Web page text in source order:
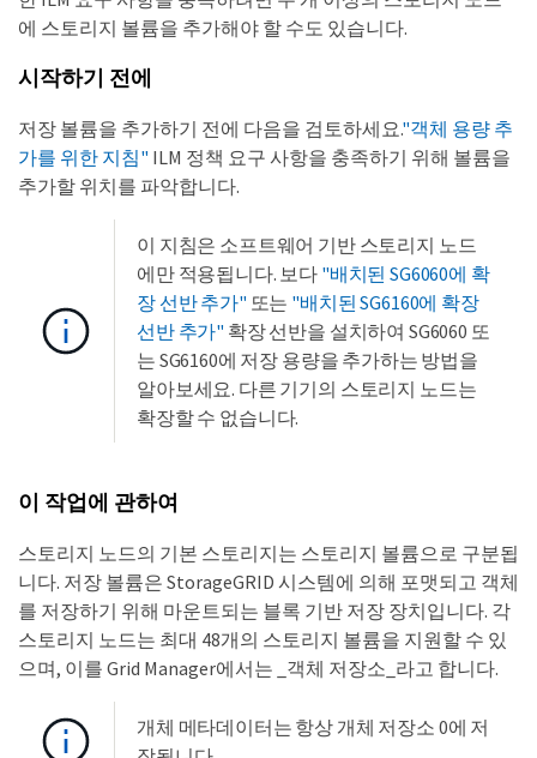
에 스토리지 볼륨을 추가해야 할 수도 있습니다.
시작하기 전에
저장 볼륨을 추가하기 전에 다음을 검토하세요."객체 용량 추
가를 위한 지침" ILM 정책 요구 사항을 충족하기 위해 볼륨을
추가할 위치를 파악합니다.
이 지침은 소프트웨어 기반 스토리지 노드
에만 적용됩니다. 보다 "배치된 SG6060에 확
장 선반 추가" 또는 "배치된 SG6160에 확장
선반 추가" 확장 선반을 설치하여 SG6060 또
는 SG6160에 저장 용량을 추가하는 방법을
알아보세요. 다른 기기의 스토리지 노드는
확장할 수 없습니다.
이 작업에 관하여
스토리지 노드의 기본 스토리지는 스토리지 볼륨으로 구분됩
니다. 저장 볼륨은 StorageGRID 시스템에 의해 포맷되고 객체
를 저장하기 위해 마운트되는 블록 기반 저장 장치입니다. 각
스토리지 노드는 최대 48개의 스토리지 볼륨을 지원할 수 있
으며, 이를 Grid Manager에서는 _객체 저장소_라고 합니다.
개체 메타데이터는 항상 개체 저장소 0에 저